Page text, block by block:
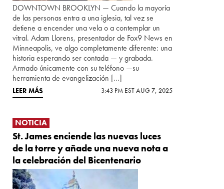
DOWNTOWN BROOKLYN — Cuando la mayoría
de las personas entra a una iglesia, tal vez se
detiene a encender una vela o a contemplar un
vitral. Adam Llorens, presentador de Fox9 News en
Minneapolis, ve algo completamente diferente: una
historia esperando ser contada — y grabada.
Armado únicamente con su teléfono —su
herramienta de evangelización […]
LEER MÁS 3:43 PM EST AUG 7, 2025
NOTICIA
St. James enciende las nuevas luces
de la torre y añade una nueva nota a
la celebración del Bicentenario